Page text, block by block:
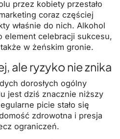
przez kobiety przestało
coraz częściej
właśnie do nich. Alkohol
element celebracji sukcesu,
w żeńskim gronie.
ale ryzyko nie znika
dorosłych ogólny
jest dziś znacznie niższy
picie stało się
zdrowotna i presja
ograniczeń.